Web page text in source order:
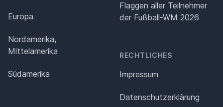
Europa
Nordamerika,
Mittelamerika
Südamerika
Flaggen aller Teilnehmer
der Fußball-WM 2026
RECHTLICHES
Impressum
Datenschutz­erklärung